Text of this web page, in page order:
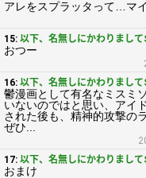
アレをスプラッタって…マ
15: 以下、名無しにかわりまし
おつー
16: 以下、名無しにかわりまし
鬱漫画として有名なミスミ
いないのではと思い、アイ
された後も、精神的攻撃の
ぜひ...
17: 以下、名無しにかわりまし
おまけ